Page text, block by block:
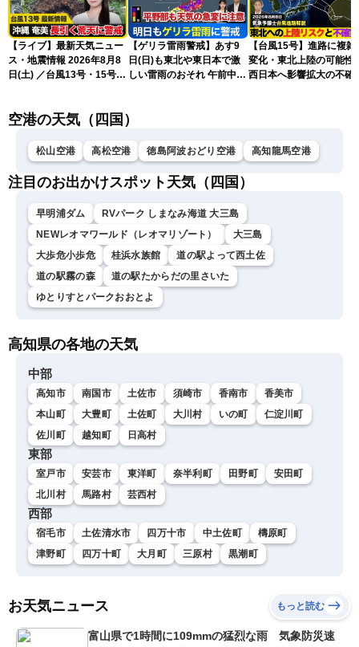
【ライブ】最新天気ニュー
ス・地震情報 2026年8月8
日(土) ／台風13号・15号
ーニュースLiVEムーン・戸
【ゲリラ雷雨警戒】あす9
日(日)も東北や東日本で激
しい雷雨のおそれ 午前中か
【台風15号】進路に複雑
変化・東北上陸の可能性
西日本へ影響拡大の不確
空港の天気（四国）
松山空港 高松空港 徳島阿波おどり空港 高知龍馬空港
注目のお出かけスポット天気（四国）
早明浦ダム
RVパーク しまなみ海道 大三島
NEWレオマワールド（レオマリゾート）
大三島
大歩危小歩危
桂浜水族館
道の駅よって西土佐
道の駅霧の森
道の駅たからだの里さいた
ゆとりすとパークおおとよ
高知県の各地の天気
中部
高知市 南国市 土佐市 須崎市 香南市
香美市
本山町
大豊町 土佐町 大川村 いの町
仁淀川町
佐川町
越知町 日高村
東部
室戸市 安芸市 東洋町 奈半利町 田野町
安田町
北川村
馬路村 芸西村
西部
宿毛市 土佐清水市 四万十市 中土佐町
檮原町
津野町
四万十町 大月町 三原村 黒潮町
お天気ニュース もっと読む
富山県で1時間に109mmの猛烈な雨 気象防災速